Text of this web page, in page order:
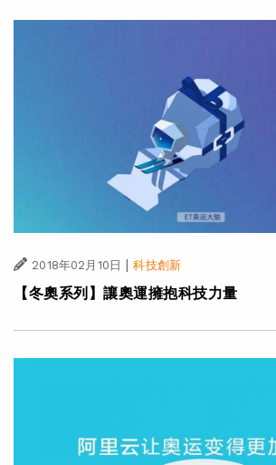
2018年02月10日 | 科技創新
【冬奧系列】讓奧運擁抱科技力量